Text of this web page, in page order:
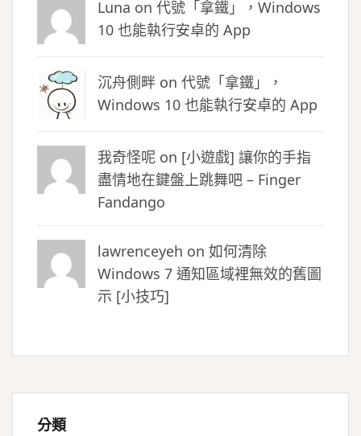
Luna on 代號「拿鐵」，Windows
10 也能執行安卓的 App
沉舟側畔 on 代號「拿鐵」，
Windows 10 也能執行安卓的 App
我奇怪呢 on [小遊戲] 讓你的手指
盡情地在鍵盤上跳舞吧 – Finger
Fandango
lawrenceyeh on 如何清除
Windows 7 通知區域裡無效的舊圖
示 [小技巧]
分類